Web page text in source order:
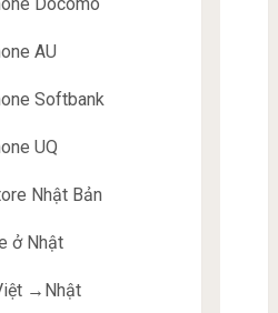
AU
Softbank
UQ
Nhật Bản
ở Nhật
→Nhật